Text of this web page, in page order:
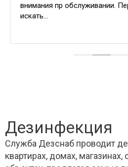
внимания пр обслуживании. Персонал приходилось
искать...
Дезинфекция
Служба Дезснаб проводит
квартирах, домах, магазинах,